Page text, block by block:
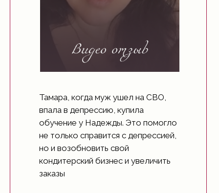
Тамара, когда муж ушел на СВО,
впала в депрессию, купила
обучение у Надежды. Это помогло
не только справится с депрессией,
но и возобновить свой
кондитерский бизнес и увеличить
заказы